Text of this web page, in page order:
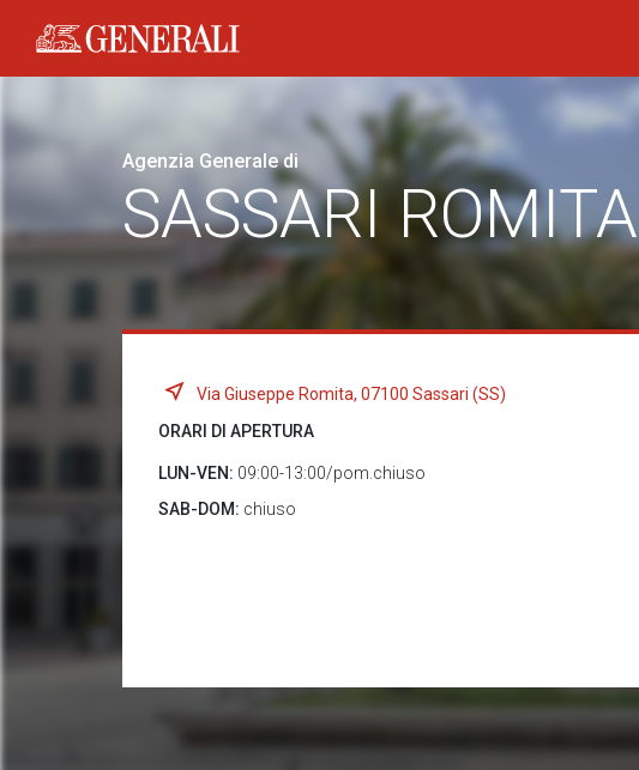
Generali logo
Agenzia Generale di
SASSARI ROMITA
Via Giuseppe Romita, 07100 Sassari (SS)
ORARI DI APERTURA
LUN-VEN: 09:00-13:00/pom.chiuso
SAB-DOM: chiuso